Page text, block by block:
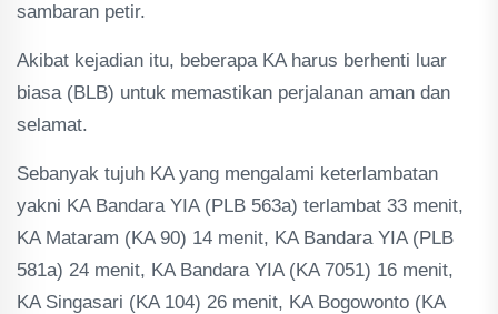
sambaran petir.
Akibat kejadian itu, beberapa KA harus berhenti luar
biasa (BLB) untuk memastikan perjalanan aman dan
selamat.
Sebanyak tujuh KA yang mengalami keterlambatan
yakni KA Bandara YIA (PLB 563a) terlambat 33 menit,
KA Mataram (KA 90) 14 menit, KA Bandara YIA (PLB
581a) 24 menit, KA Bandara YIA (KA 7051) 16 menit,
KA Singasari (KA 104) 26 menit, KA Bogowonto (KA